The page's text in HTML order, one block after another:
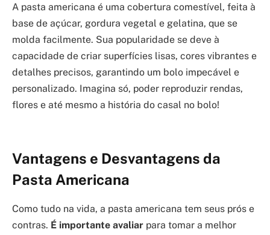
A pasta americana é uma cobertura comestível, feita à
base de açúcar, gordura vegetal e gelatina, que se
molda facilmente. Sua popularidade se deve à
capacidade de criar superfícies lisas, cores vibrantes e
detalhes precisos, garantindo um bolo impecável e
personalizado. Imagina só, poder reproduzir rendas,
flores e até mesmo a história do casal no bolo!
Vantagens e Desvantagens da
Pasta Americana
Como tudo na vida, a pasta americana tem seus prós e
contras. É importante avaliar para tomar a melhor